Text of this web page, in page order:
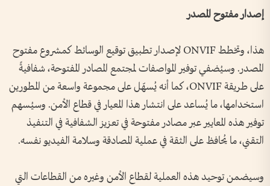
إصدار مفتوح المصدر
هذا، وتخطط ONVIF لإصدار تطبيق توقيع الوسائط كمشروع مفتوح
المصدر. وسيُضفي توفير المواصفات لمجتمع المصادر المفتوحة، شفافيةً
على طريقة ONVIF، كما أنه يُسهّل على مجموعة واسعة من المطورين
استخدامها، ما يُساعد على انتشار هذا المعيار في قطاع الأمن. وسيُسهم
توفير هذه المعايير عبر مصادر مفتوحة في تعزيز الشفافية في التنفيذ
التقني، ما يُحافظ على الثقة في عملية المصادقة وسلامة الفيديو نفسه.
وسيضمن توحيد هذه العملية لقطاع الأمن وغيره من القطاعات التي